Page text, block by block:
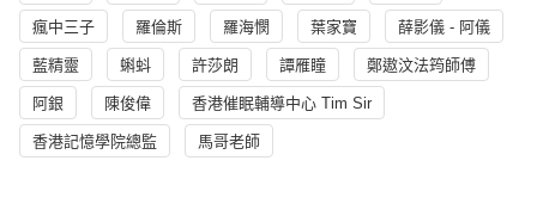
瘋中三子 羅倫斯 羅海憫 葉家寶 薛影儀 - 阿儀
藍精靈 蝌蚪 許莎朗 譚雁瞳 鄭遨汶法筠師傅
阿銀 陳俊偉 香港催眠輔導中心 Tim Sir
香港記憶學院總監 馬哥老師